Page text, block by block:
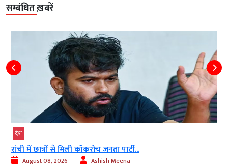
सम्बंधित ख़बरें
देश
रांची में छात्रों से मिली कॉकरोच जनता पार्टी...
August 08, 2026 Ashish Meena